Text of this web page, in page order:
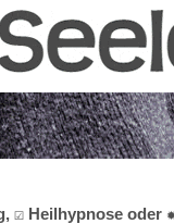
☑️ Heilhypnose